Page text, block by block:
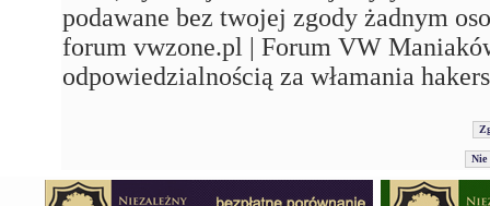
podawane bez twojej zgody żadnym
forum vwzone.pl | Forum VW
odpowiedzialnością za włamania